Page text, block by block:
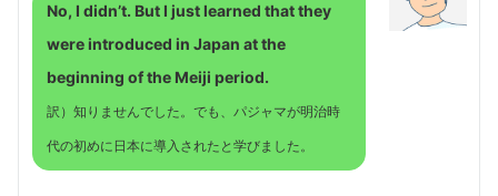
No, I didn’t. But I just learned that they
were introduced in Japan at the
beginning of the Meiji period.
訳）知りませんでした。でも、パジャマが明治時
代の初めに日本に導入されたと学びました。